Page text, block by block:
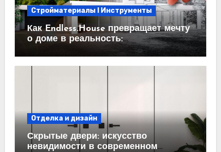
Стройматериалы l Инструменты
Как Endless.House превращает мечту
о доме в реальность:
проектирование под ключ
Отделка и дизайн
Скрытые двери: искусство
невидимости в современном